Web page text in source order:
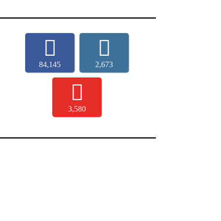
84,145 2,673
3,580